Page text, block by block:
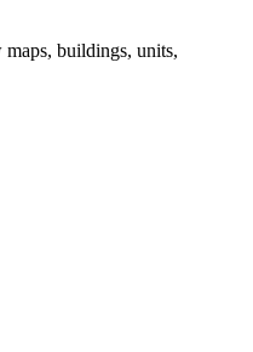
buildings, units,